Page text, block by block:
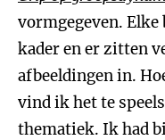
vormgegeven. Elke
kader en er zitten
afbeeldingen in.
vind ik het te
thematiek. Ik had